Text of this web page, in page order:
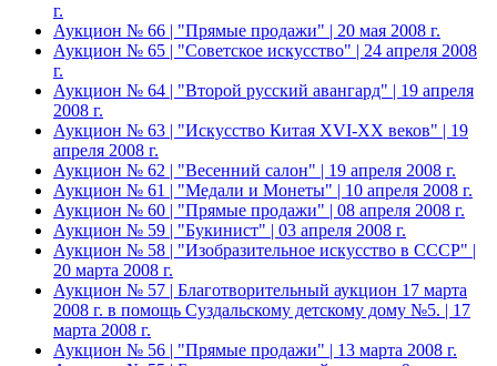
г.
Аукцион № 66 | "Прямые продажи" | 20 мая 2008 г.
Аукцион № 65 | "Советское искусство" | 24 апреля 2008
г.
Аукцион № 64 | "Второй русский авангард" | 19 апреля
2008 г.
Аукцион № 63 | "Искусство Китая XVI-XX веков" | 19
апреля 2008 г.
Аукцион № 62 | "Весенний салон" | 19 апреля 2008 г.
Аукцион № 61 | "Медали и Монеты" | 10 апреля 2008 г.
Аукцион № 60 | "Прямые продажи" | 08 апреля 2008 г.
Аукцион № 59 | "Букинист" | 03 апреля 2008 г.
Аукцион № 58 | "Изобразительное искусство в СССР" |
20 марта 2008 г.
Аукцион № 57 | Благотворительный аукцион 17 марта
2008 г. в помощь Суздальскому детскому дому №5. | 17
марта 2008 г.
Аукцион № 56 | "Прямые продажи" | 13 марта 2008 г.